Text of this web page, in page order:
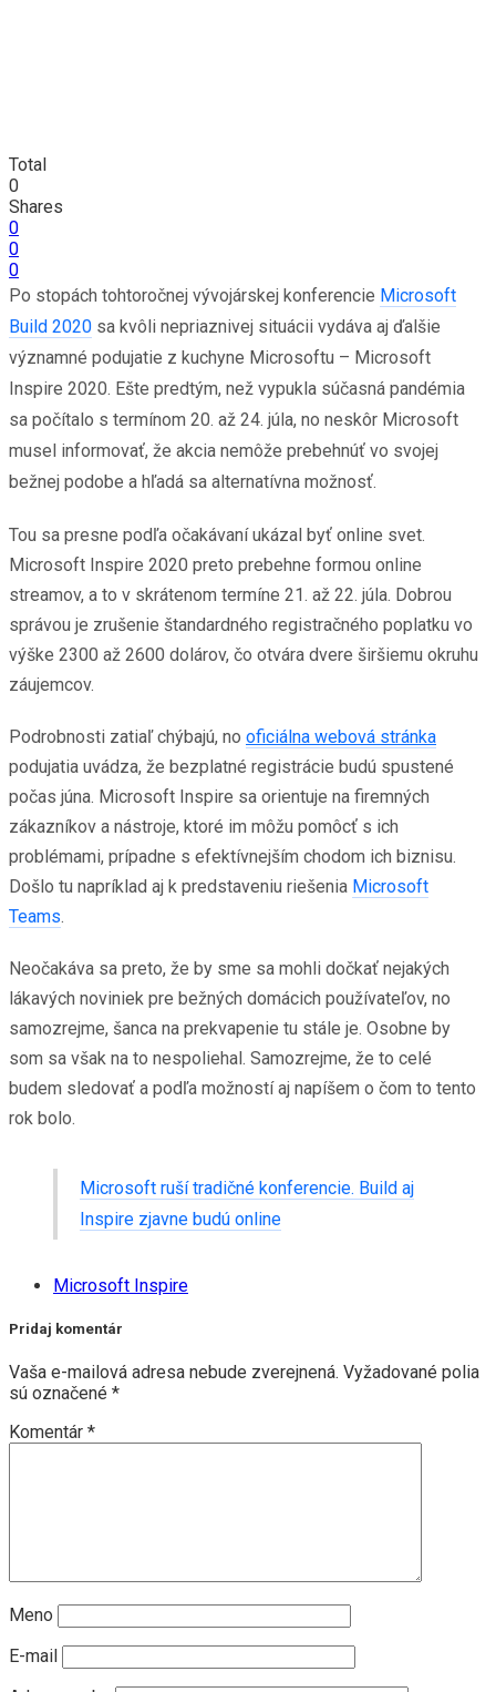
Total
0
Shares
0
0
0
Po stopách tohtoročnej vývojárskej konferencie Microsoft
Build 2020 sa kvôli nepriaznivej situácii vydáva aj ďalšie
významné podujatie z kuchyne Microsoftu – Microsoft
Inspire 2020. Ešte predtým, než vypukla súčasná pandémia
sa počítalo s termínom 20. až 24. júla, no neskôr Microsoft
musel informovať, že akcia nemôže prebehnúť vo svojej
bežnej podobe a hľadá sa alternatívna možnosť.
Tou sa presne podľa očakávaní ukázal byť online svet.
Microsoft Inspire 2020 preto prebehne formou online
streamov, a to v skrátenom termíne 21. až 22. júla. Dobrou
správou je zrušenie štandardného registračného poplatku vo
výške 2300 až 2600 dolárov, čo otvára dvere širšiemu okruhu
záujemcov.
Podrobnosti zatiaľ chýbajú, no oficiálna webová stránka
podujatia uvádza, že bezplatné registrácie budú spustené
počas júna. Microsoft Inspire sa orientuje na firemných
zákazníkov a nástroje, ktoré im môžu pomôcť s ich
problémami, prípadne s efektívnejším chodom ich biznisu.
Došlo tu napríklad aj k predstaveniu riešenia Microsoft
Teams.
Neočakáva sa preto, že by sme sa mohli dočkať nejakých
lákavých noviniek pre bežných domácich používateľov, no
samozrejme, šanca na prekvapenie tu stále je. Osobne by
som sa však na to nespoliehal. Samozrejme, že to celé
budem sledovať a podľa možností aj napíšem o čom to tento
rok bolo.
Microsoft ruší tradičné konferencie. Build aj
Inspire zjavne budú online
Microsoft Inspire
Pridaj komentár
Vaša e-mailová adresa nebude zverejnená. Vyžadované polia
sú označené *
Komentár *
Meno
E-mail